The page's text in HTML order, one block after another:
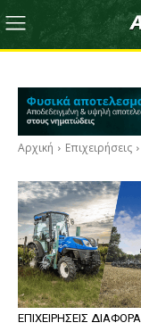
Αρχική Επιχειρήσεις
ΕΠΙΧΕΙΡΉΣΕΙΣ ΔΙΆΦΟΡΑ